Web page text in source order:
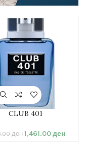
CLUB 401
ден 1,461.00ден